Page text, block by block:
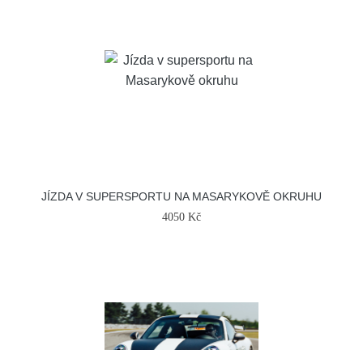
JÍZDA V SUPERSPORTU NA MASARYKOVĚ OKRUHU
4050 Kč